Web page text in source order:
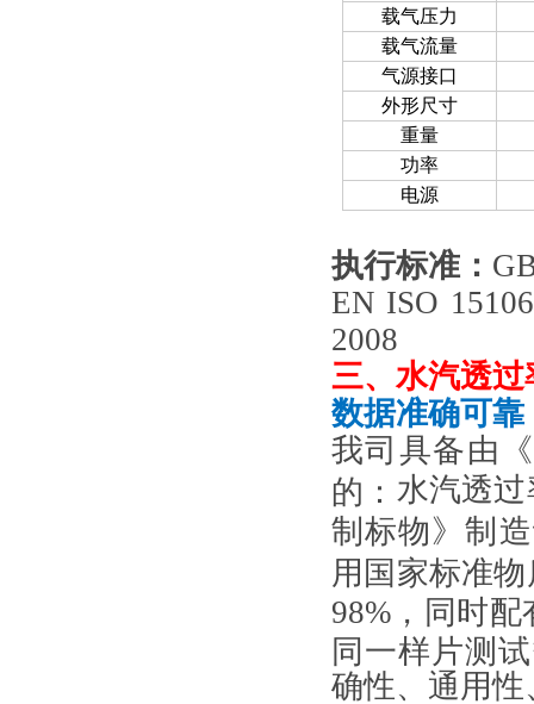
载气压力
载气流量
气源接口
外形尺寸
重量
功率
电源
执行标准 ：
EN ISO
2008
三、水汽透
数据准确可靠
我司具备由
的： 水汽透
制标物》制
用国家标准
98%，同时
同一样片测
确性、通用性